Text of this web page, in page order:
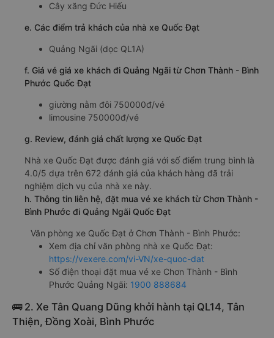
Quảng Ngãi của nhà xe
d. Các điểm đón khách của nhà xe Quốc Đạt
Cây xăng Đức Hiếu
e. Các điểm trả khách của nhà xe Quốc Đạt
f. Giá vé giá xe khách đi Quảng Ngãi từ Chơn Thành - Bình
limousine 750000đ/vé
g. Review, đánh giá chất lượng xe Quốc Đạt
Nhà xe Quốc Đạt được đánh giá với số điểm trung bình là
4.0/5 dựa trên 672 đánh giá của khách hàng đã trải
nghiệm dịch vụ của nhà xe này.
h. Thông tin liên hệ, đặt mua vé xe khách từ Chơn Thành -
Bình Phước đi Quảng Ngãi Quốc Đạt
Văn phòng xe Quốc Đạt ở Chơn Thành - Bình Phước:
Xem địa chỉ văn phòng nhà xe Quốc Đạt:
https://vexere.com/vi-VN/xe-quoc-dat
Số điện thoại đặt mua vé xe Chơn Thành - Bình
Phước Quảng Ngãi: 1900 888684